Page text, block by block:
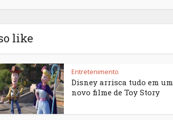
like
Entretenimento
Disney arrisca tudo em um
novo filme de Toy Story